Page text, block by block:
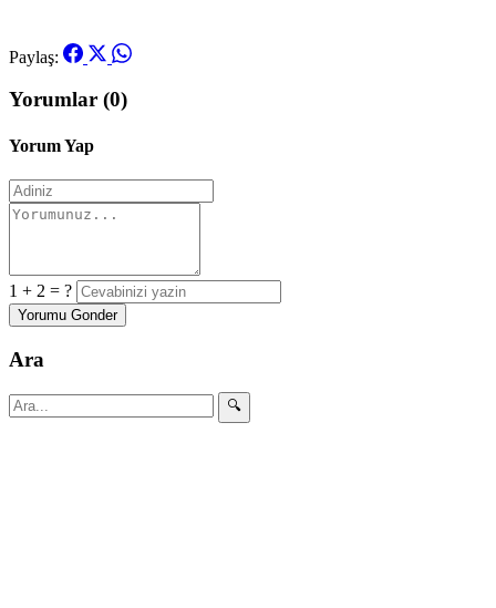
Paylaş:
Yorumlar (0)
Yorum Yap
1 + 2 = ?
Yorumu Gonder
Ara
🔍